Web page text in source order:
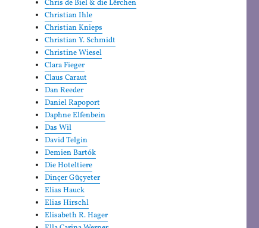
Chris de Biel & die Lërchen
Christian Ihle
Christian Knieps
Christian Y. Schmidt
Christine Wiesel
Clara Fieger
Claus Caraut
Dan Reeder
Daniel Rapoport
Daphne Elfenbein
Das Wil
David Telgin
Demien Bartók
Die Hoteltiere
Dinçer Güçyeter
Elias Hauck
Elias Hirschl
Elisabeth R. Hager